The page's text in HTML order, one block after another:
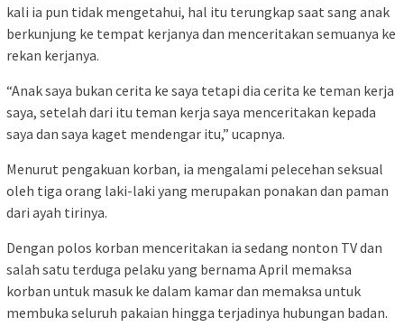
kali ia pun tidak mengetahui, hal itu terungkap saat sang anak
berkunjung ke tempat kerjanya dan menceritakan semuanya ke
rekan kerjanya.
“Anak saya bukan cerita ke saya tetapi dia cerita ke teman kerja
saya, setelah dari itu teman kerja saya menceritakan kepada
saya dan saya kaget mendengar itu,” ucapnya.
Menurut pengakuan korban, ia mengalami pelecehan seksual
oleh tiga orang laki-laki yang merupakan ponakan dan paman
dari ayah tirinya.
Dengan polos korban menceritakan ia sedang nonton TV dan
salah satu terduga pelaku yang bernama April memaksa
korban untuk masuk ke dalam kamar dan memaksa untuk
membuka seluruh pakaian hingga terjadinya hubungan badan.